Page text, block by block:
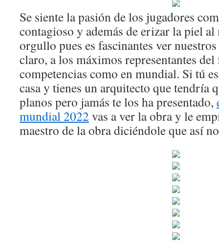
Se siente la pasión de los jugadores
contagioso y además de erizar la piel
orgullo pues es fascinantes ver
claro, a los máximos representantes
competencias como en mundial. Si tú
casa y tienes un arquitecto que tendría
planos pero jamás te los ha presentado,
mundial 2022 vas a ver la obra y le
maestro de la obra diciéndole que así